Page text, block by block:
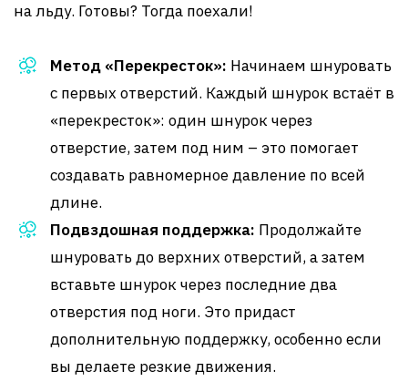
на льду. Готовы? Тогда поехали!
Метод «Перекресток»: Начинаем шнуровать
с первых отверстий. Каждый шнурок встаёт в
«перекресток»: один шнурок через
отверстие, затем под ним – это помогает
создавать равномерное давление по всей
длине.
Подвздошная поддержка: Продолжайте
шнуровать до верхних отверстий, а затем
вставьте шнурок через последние два
отверстия под ноги. Это придаст
дополнительную поддержку, особенно если
вы делаете резкие движения.